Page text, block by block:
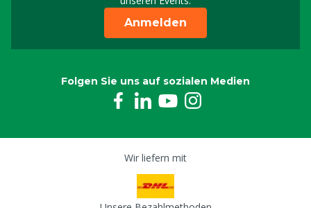
Anmelden
Folgen Sie uns auf sozialen Medien
Wir liefern mit